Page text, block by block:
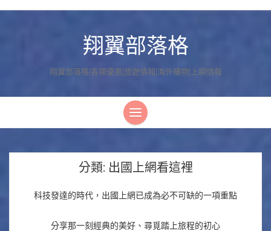
翔翼部落格
翔翼部落格|各類優惠|旅遊情報|海外購物|上網情報
分類: 出國上網看這裡
科技發達的時代，出國上網已成為必不可缺的一項重點
分享那一刻經典的美好、尋覓踏上旅程的初心